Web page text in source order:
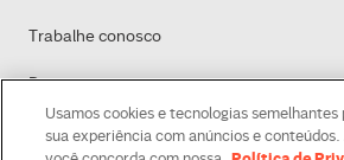
Trabalhe conosco
Dasa
Política de Cookies
Usamos cookies e tecnologias
sua experiência com anúncios e